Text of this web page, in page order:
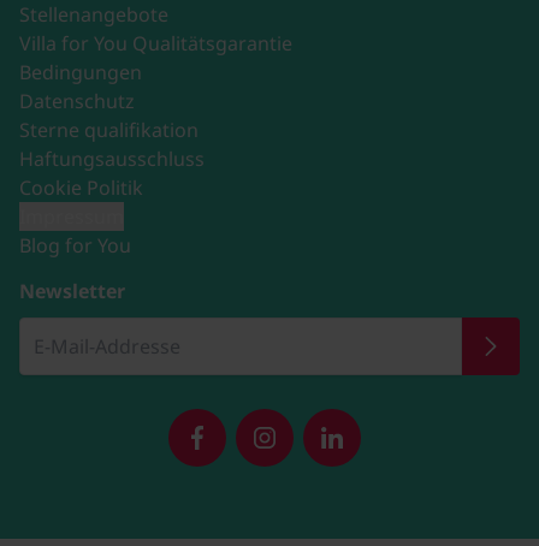
Stellenangebote
Villa for You Qualitätsgarantie
Bedingungen
Datenschutz
Sterne qualifikation
Haftungsausschluss
Cookie Politik
Blog for You
Newsletter